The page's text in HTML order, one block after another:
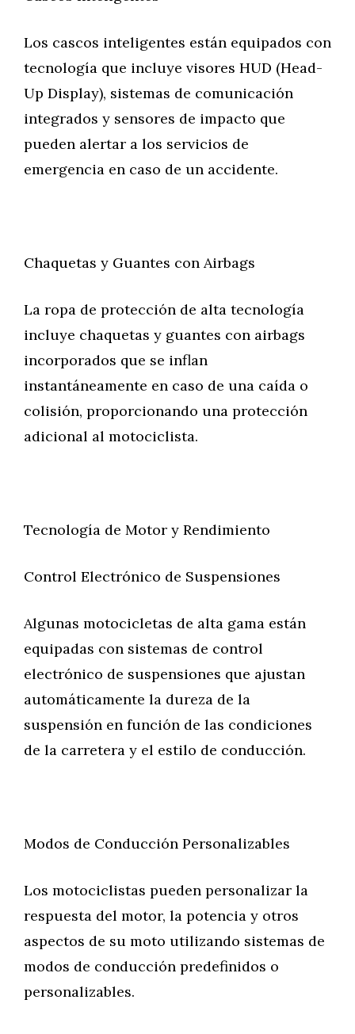
Los cascos inteligentes están equipados con
tecnología que incluye visores HUD (Head-
Up Display), sistemas de comunicación
integrados y sensores de impacto que
pueden alertar a los servicios de
emergencia en caso de un accidente.
Chaquetas y Guantes con Airbags
La ropa de protección de alta tecnología
incluye chaquetas y guantes con airbags
incorporados que se inflan
instantáneamente en caso de una caída o
colisión, proporcionando una protección
adicional al motociclista.
Tecnología de Motor y Rendimiento
Control Electrónico de Suspensiones
Algunas motocicletas de alta gama están
equipadas con sistemas de control
electrónico de suspensiones que ajustan
automáticamente la dureza de la
suspensión en función de las condiciones
de la carretera y el estilo de conducción.
Modos de Conducción Personalizables
Los motociclistas pueden personalizar la
respuesta del motor, la potencia y otros
aspectos de su moto utilizando sistemas de
modos de conducción predefinidos o
personalizables.